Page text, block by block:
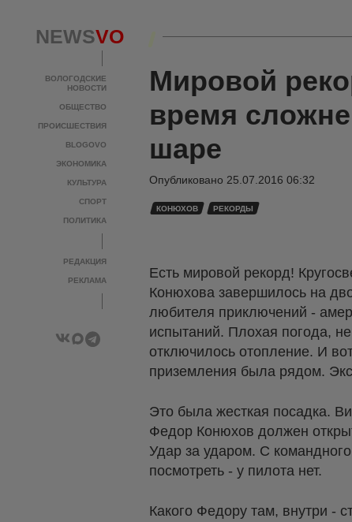
NEWSVO
ВОЛОГОДСКИЕ
НОВОСТИ
ОБЩЕСТВО
ПРОИСШЕСТВИЯ
BLOGOVO
ЭКОНОМИКА
КУЛЬТУРА
СПОРТ
ПОЛИТИКА
РЕДАКЦИЯ
РЕКЛАМА
Мировой
время
шаре
Опубликовано 25.07.2016 06:32
КОНЮХОВ РЕКОРДЫ
Есть мировой рекорд!
Конюхова завершилось на
любителя приключений -
испытаний. Плохая погода,
отключилось отопление. И
приземления была рядом.
Это была жесткая посадка.
Федор Конюхов должен
Удар за ударом. С
посмотреть - у пилота нет.
Какого Федору там, внутри -